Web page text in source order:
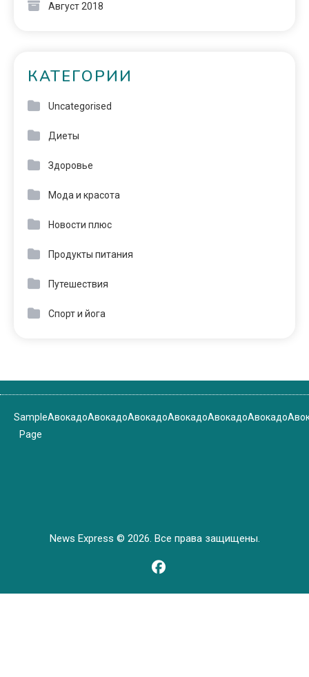
Август 2018
КАТЕГОРИИ
Uncategorised
Диеты
Здоровье
Мода и красота
Новости плюс
Продукты питания
Путешествия
Спорт и йога
Sample
Page
АвокадоАвокадоАвокадоАвокадоАвокадоАвокадо
News Express © 2026. Все права защищены.